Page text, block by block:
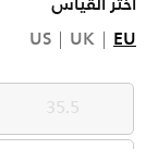
EU
UK
US
35.5
35.5